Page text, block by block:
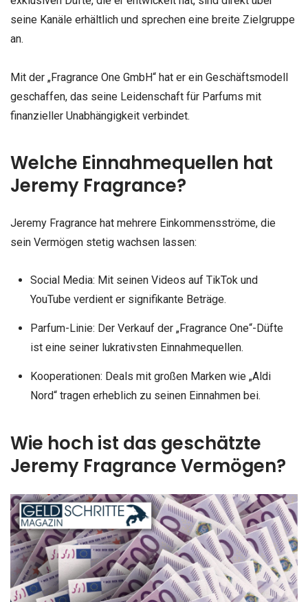
seine Kanäle erhältlich und sprechen eine breite Zielgruppe
an.
Mit der „Fragrance One GmbH“ hat er ein Geschäftsmodell
geschaffen, das seine Leidenschaft für Parfums mit
finanzieller Unabhängigkeit verbindet.
Welche Einnahmequellen hat
Jeremy Fragrance?
Jeremy Fragrance hat mehrere Einkommensströme, die
sein Vermögen stetig wachsen lassen:
Social Media: Mit seinen Videos auf TikTok und
YouTube verdient er signifikante Beträge.
Parfum-Linie: Der Verkauf der „Fragrance One“-Düfte
ist eine seiner lukrativsten Einnahmequellen.
Kooperationen: Deals mit großen Marken wie „Aldi
Nord“ tragen erheblich zu seinen Einnahmen bei.
Wie hoch ist das geschätzte
Jeremy Fragrance Vermögen?